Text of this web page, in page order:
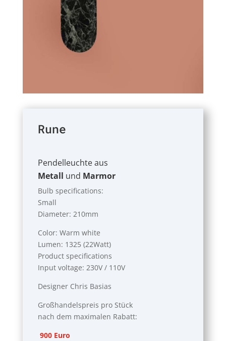
Rune
Pendelleuchte aus
Metall und Marmor
Bulb specifications:
Small
Diameter: 210mm
Color: Warm white
Lumen: 1325 (22Watt)
Product specifications
Input voltage: 230V / 110V
Designer Chris Basias
Großhandelspreis pro Stück
nach dem maximalen Rabatt:
900 Euro